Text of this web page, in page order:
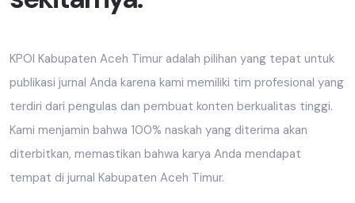
KPOI Kabupaten Aceh Timur adalah pilihan yang tepat untuk
publikasi jurnal Anda karena kami memiliki tim profesional yang
terdiri dari pengulas dan pembuat konten berkualitas tinggi.
Kami menjamin bahwa 100% naskah yang diterima akan
diterbitkan, memastikan bahwa karya Anda mendapat
tempat di jurnal Kabupaten Aceh Timur.